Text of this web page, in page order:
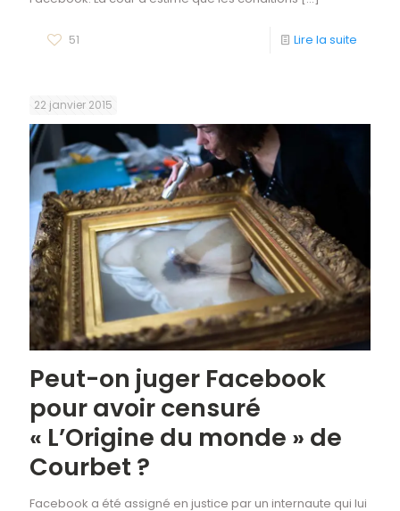
51 Lire la suite
22 janvier 2015
Peut-on juger Facebook
pour avoir censuré
« L’Origine du monde » de
Courbet ?
Facebook a été assigné en justice par un internaute qui lui